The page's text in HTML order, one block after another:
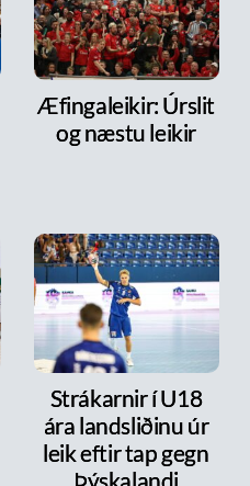
Æfingaleikir: Úrslit
og næstu leikir
Strákarnir í U18
ára landsliðinu úr
leik eftir tap gegn
Þýskalandi